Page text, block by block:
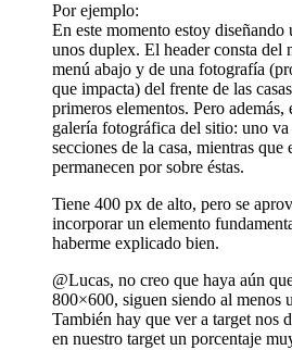
Por ejemplo:
En este momento estoy
unos duplex. El header consta del
menú abajo y de una fotografía
que impacta) del frente de las
primeros elementos. Pero además,
galería fotográfica del sitio: uno va
secciones de la casa, mientras
permanecen por sobre éstas.
Tiene 400 px de alto, pero se
incorporar un elemento
haberme explicado bien.
@Lucas, no creo que haya aún
800×600, siguen siendo al menos
También hay que ver a target nos
en nuestro target un porcentaje